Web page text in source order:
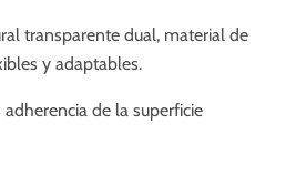
transparente dual, material de
y adaptables.
de la superficie